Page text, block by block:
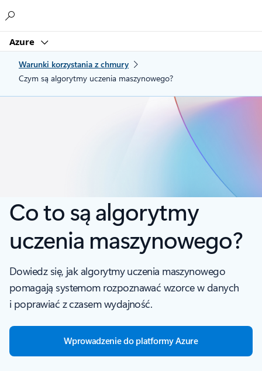
Azure
Warunki korzystania z chmury
Czym są algorytmy uczenia maszynowego?
Co to są algorytmy
uczenia maszynowego?
Dowiedz się, jak algorytmy uczenia maszynowego
pomagają systemom rozpoznawać wzorce w danych
i poprawiać z czasem wydajność.
Wprowadzenie do platformy Azure